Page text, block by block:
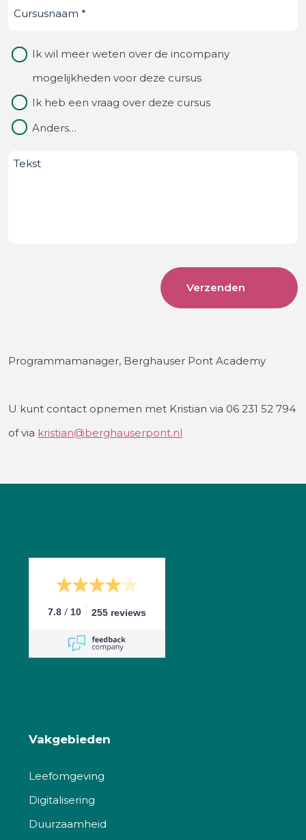
je
van?
(Vereist)
Cursusnaam (Vereist)
Waarom
contact
Ik wil meer weten over de incompany
mogelijkheden voor deze cursus
Ik heb een vraag over deze cursus
Anders…
Bericht
Programmamanager, Berghauser Pont Academy
U kunt contact opnemen met Kristian via 06 231 52 794
of via kristian@berghauserpont.nl
7.8 / 10 255 reviews
Vakgebieden
Leefomgeving
Digitalisering
Duurzaamheid